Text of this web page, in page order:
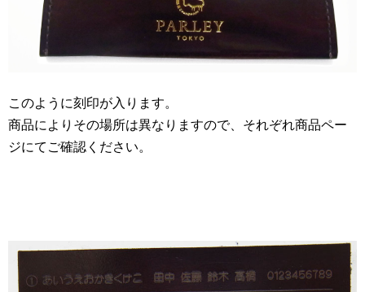
このように刻印が入ります。
商品によりその場所は異なりますので、それぞれ商品ペー
ジにてご確認ください。